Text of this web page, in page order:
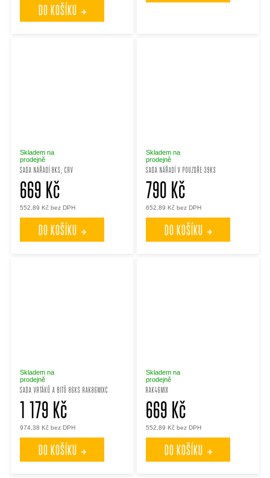
DO KOŠÍKU
SADA NÁŘADÍ 8KS, CRV
Skladem na
prodejně
552,89 Kč bez DPH
669 Kč
DO KOŠÍKU
SADA NÁŘADÍ V POUZDŘE 39KS
Skladem na
prodejně
652,89 Kč bez DPH
790 Kč
DO KOŠÍKU
SADA VRTÁKŮ A BITŮ 86KS RAK86MIXC
Skladem na
prodejně
974,38 Kč bez DPH
1 179 Kč
DO KOŠÍKU
RAK46MIX
Skladem na
prodejně
552,89 Kč bez DPH
669 Kč
DO KOŠÍKU